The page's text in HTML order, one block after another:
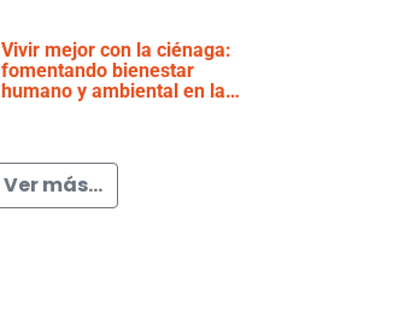
Vivir mejor con la ciénaga:
fomentando bienestar
humano y ambiental en la
Ver más...